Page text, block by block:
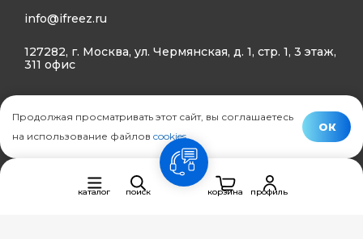
info@ifreez.ru
127282, г. Москва, ул. Чермянская, д. 1, стр. 1, 3 этаж,
311 офис
Политика конфиденциальности
© Ifreez - продажа и установка климатической техники,
каталог поиск
связь
корзина
профиль
Продолжая просматривать этот сайт, вы соглашаетесь
на использование файлов cookies.
ОК